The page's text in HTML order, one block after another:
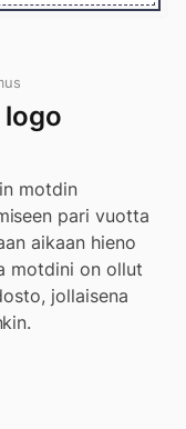
motdin
pari vuotta
aikaan hieno
motdini on ollut
jollaisena